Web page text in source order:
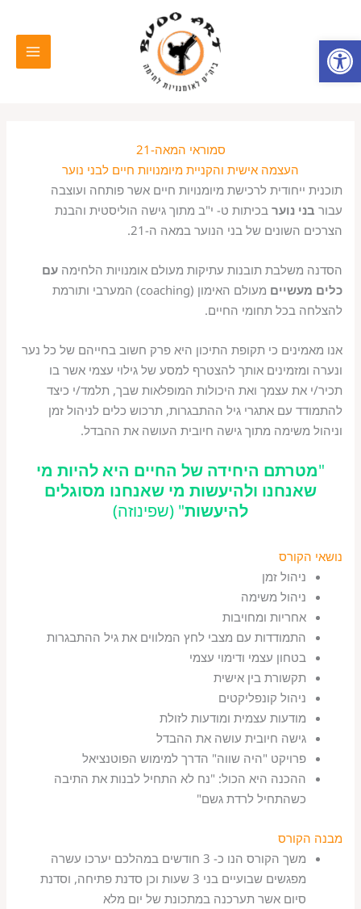
פתח סרגל נגישות
סמוראי המאה-21
העצמה אישית והקניית מיומנויות חיים לבני נוער
תוכנית ייחודית לרכישת מיומנויות חיים אשר פותחה ועוצבה
עבור בני נוער בכיתות ט- י"ב מתוך גישה הוליסטית והבנת
הצרכים השונים של בני הנוער במאה ה-21.
הסדנה משלבת תובנות עתיקות מעולם אומנויות הלחימהעם
כלים מעשיים
מעולם האימון (coaching) המערבי ותורמת
להצלחה בכל תחומי החיים.
אנו מאמינים כי תקופת התיכון היא פרק חשוב בחייהם של כל נער
ונערה ומזמינים אותך להצטרף למסע של גילוי עצמי אשר בו
תכיר/י את עצמך ואת היכולות המופלאות שבך, תלמד/י כיצד
להתמודד עם אתגרי גיל ההתבגרות, תרכוש כלים לניהול זמן
וניהול משימה מתוך גישה חיובית העושה את ההבדל.
"מטרתם היחידה של החיים היא להיות מי
שאנחנו ולהיעשות מי שאנחנו מסוגלים
להיעשות" (שפינוזה)
נושאי הקורס
ניהול זמן
ניהול משימה
אחריות ומחויבות
התמודדות עם מצבי לחץ המלווים את גיל ההתבגרות
בטחון עצמי ודימוי עצמי
תקשורת בין אישית
ניהול קונפליקטים
מודעות עצמית ומודעות לזולת
גישה חיובית עושה את ההבדל
פרויקט "היה שווה" הדרך למימוש הפוטנציאל
ההכנה היא הכול: "נח לא התחיל לבנות את התיבה
כשהתחיל לרדת גשם"
מבנה הקורס
משך הקורס הנו כ- 3 חודשים במהלכם יערכו עשרה
מפגשים שבועיים בני 3 שעות וכן סדנת פתיחה, וסדנת
סיום אשר תערכנה במתכונת של יום מלא